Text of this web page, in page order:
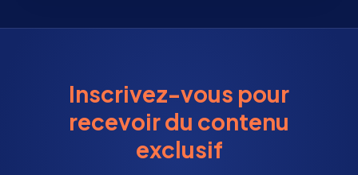
Inscrivez-vous pour
recevoir du contenu
exclusif